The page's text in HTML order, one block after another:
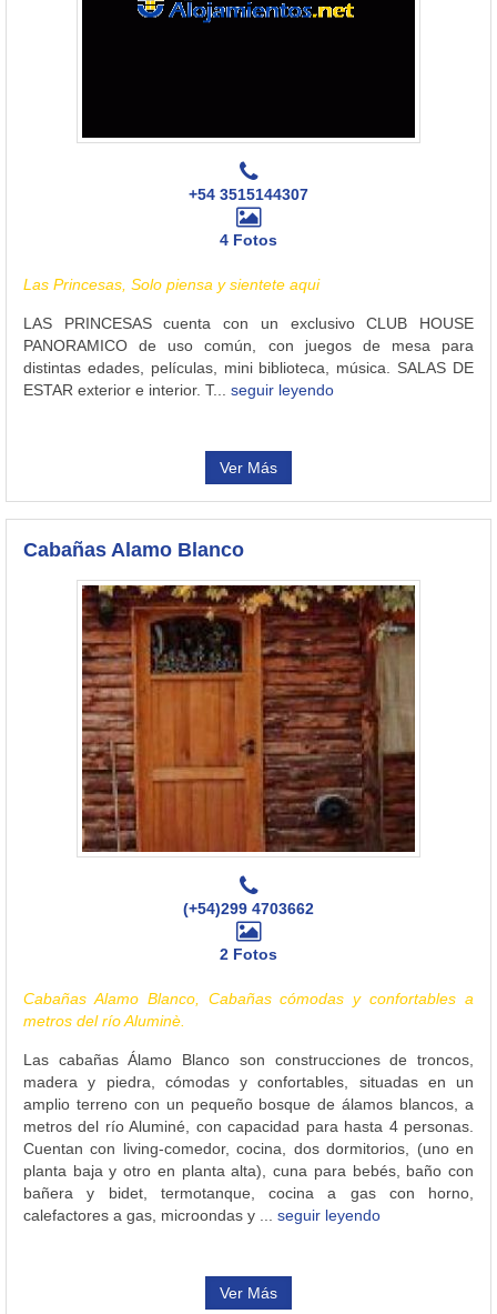
+54 3515144307
4 Fotos
Las Princesas, Solo piensa y sientete aqui
LAS PRINCESAS cuenta con un exclusivo CLUB HOUSE
PANORAMICO de uso común, con juegos de mesa para
distintas edades, películas, mini biblioteca, música. SALAS DE
ESTAR exterior e interior. T... seguir leyendo
Ver Más
Cabañas Alamo Blanco
(+54)299 4703662
2 Fotos
Cabañas Alamo Blanco, Cabañas cómodas y confortables a
metros del río Aluminè.
Las cabañas Álamo Blanco son construcciones de troncos,
madera y piedra, cómodas y confortables, situadas en un
amplio terreno con un pequeño bosque de álamos blancos, a
metros del río Aluminé, con capacidad para hasta 4 personas.
Cuentan con living-comedor, cocina, dos dormitorios, (uno en
planta baja y otro en planta alta), cuna para bebés, baño con
bañera y bidet, termotanque, cocina a gas con horno,
calefactores a gas, microondas y ... seguir leyendo
Ver Más